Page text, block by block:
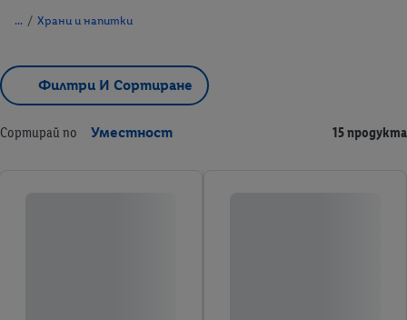
/ Храни и напитки
Филтри И Сортиране
Сортирай по Уместност 15 продукта